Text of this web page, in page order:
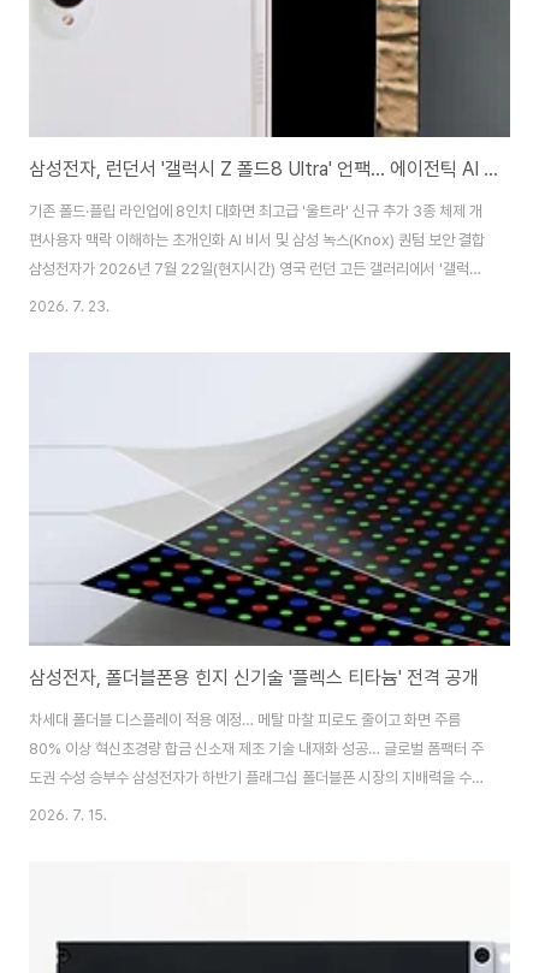
삼성전자, 런던서 '갤럭시 Z 폴드8 Ultra' 언팩… 에이전틱 AI 온디바이스 전면 탑재
기존 폴드·플립 라인업에 8인치 대화면 최고급 '울트라' 신규 추가 3종 체제 개
편사용자 맥락 이해하는 초개인화 AI 비서 및 삼성 녹스(Knox) 퀀텀 보안 결합
삼성전자가 2026년 7월 22일(현지시간) 영국 런던 고든 갤러리에서 '갤럭시
언팩 2026(Galaxy Unpacked 2026)' 행사를 개최하고, 차세대 폴더블 라
(Galaxy Z Fold8 Ultra)'를 포함한 차세대 스마트폰 3종을 세계 최초로 공개
했다. 이번 런던 언팩에서 삼성전자는 폼팩터 다양화와 온디바이스 에이전틱
AI 의 완벽한 융합을 신제품의 최대 무기로 내세웠다. 특히 기존 폴드와 플립 라
인업에 더해 최초로 선보인 '울트라' 모델은, 펼쳤을 때 8..
2026. 7. 23.
삼성전자, 폴더블폰용 힌지 신기술 '플렉스 티타늄' 전격 공개
차세대 폴더블 디스플레이 적용 예정… 메탈 마찰 피로도 줄이고 화면 주름
80% 이상 혁신초경량 합금 신소재 제조 기술 내재화 성공… 글로벌 폼팩터 주
도권 수성 승부수 삼성전자가 하반기 플래그십 폴더블폰 시장의 지배력을 수성
하기 위해, 폴더블 디스플레이 화면의 고질적인 주름 현상을 80% 이상 줄이고
가받는다. 폴더블 기기는 화면을 접었다 펴는 행위가 수십만 번 반복됨에 따라,
2026. 7. 15.